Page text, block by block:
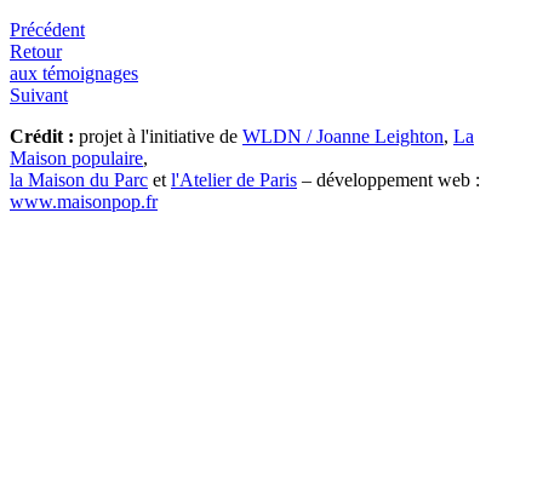
Précédent
Retour
aux témoignages
Suivant
Crédit : projet à l'initiative de WLDN / Joanne Leighton, La
Maison populaire,
la Maison du Parc et l'Atelier de Paris – développement web :
www.maisonpop.fr